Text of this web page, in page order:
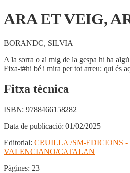
ARA ET VEIG,
BORANDO, SILVIA
A la sorra o al mig de la gespa hi ha
Fixa-t#hi bé i mira per tot arreu: qui és
Fitxa tècnica
ISBN: 9788466158282
Data de publicació: 01/02/2025
Editorial: CRUILLA /SM-EDICIONS -
VALENCIANO/CATALAN
Pàgines: 23